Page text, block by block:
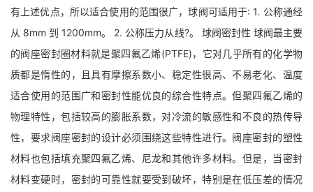
有上述优点，所以适合使用的范围很广，球阀可适用于: 1. 公称通经
从 8mm 到 1200mm。 2. 公称压力从线?。 球阀密封性 球阀最主要
的阀座密封圈材料就是聚四氟乙烯(PTFE)，它对几乎所有的化学物
质都是惰性的，且具有摩擦系数小、稳定性很高、不易老化、温度
适合使用的范围广和密封性能优良的综合性特点。但聚四氟乙烯的
物理特性，包括较高的膨胀系数，对冷流的敏感性和不良的热传导
性，要求阀座密封的设计必须围绕这些特性进行。阀座密封的塑性
材料也包括填充聚四氟乙烯、尼龙和其他许多材料。但是，当密封
材料变硬时，密封的可靠性就要受到破坏，特别是在低压差的情况